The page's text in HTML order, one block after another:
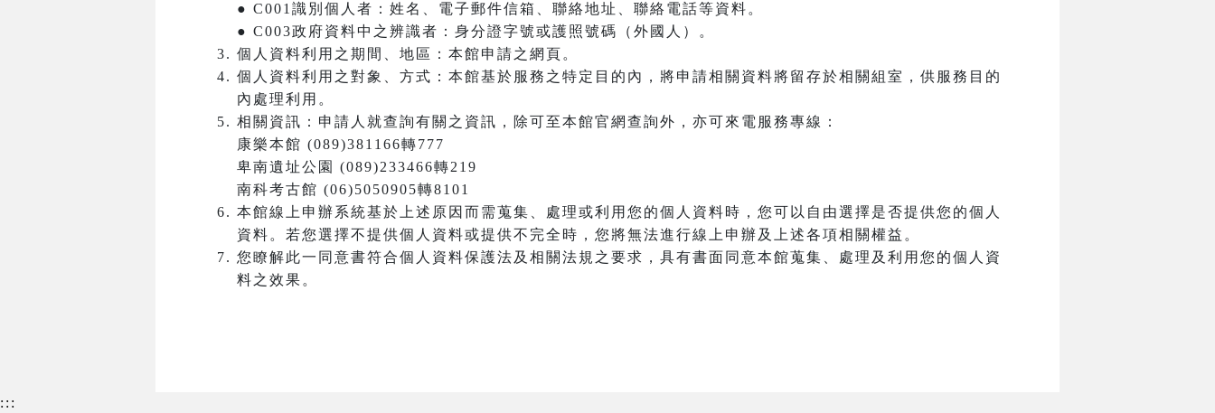
● C001識別個人者：姓名、電子郵件信箱、聯絡地址、聯絡電話等資料。
● C003政府資料中之辨識者：身分證字號或護照號碼（外國人）。
個人資料利用之期間、地區：本館申請之網頁。
個人資料利用之對象、方式：本館基於服務之特定目的內，將申請相關資料將留存於相關組室，供服務目的
內處理利用。
相關資訊：申請人就查詢有關之資訊，除可至本館官網查詢外，亦可來電服務專線：
康樂本館 (089)381166轉777
卑南遺址公園 (089)233466轉219
南科考古館 (06)5050905轉8101
本館線上申辦系統基於上述原因而需蒐集、處理或利用您的個人資料時，您可以自由選擇是否提供您的個人
資料。若您選擇不提供個人資料或提供不完全時，您將無法進行線上申辦及上述各項相關權益。
您瞭解此一同意書符合個人資料保護法及相關法規之要求，具有書面同意本館蒐集、處理及利用您的個人資
料之效果。
:::